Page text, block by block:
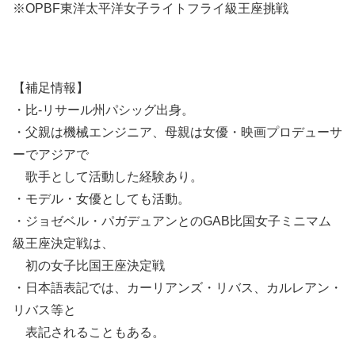
※OPBF東洋太平洋女子ライトフライ級王座挑戦
【補足情報】
・比-リサール州パシッグ出身。
・父親は機械エンジニア、母親は女優・映画プロデューサ
ーでアジアで
歌手として活動した経験あり。
・モデル・女優としても活動。
・ジョゼベル・パガデュアンとのGAB比国女子ミニマム
級王座決定戦は、
初の女子比国王座決定戦
・日本語表記では、カーリアンズ・リバス、カルレアン・
リバス等と
表記されることもある。